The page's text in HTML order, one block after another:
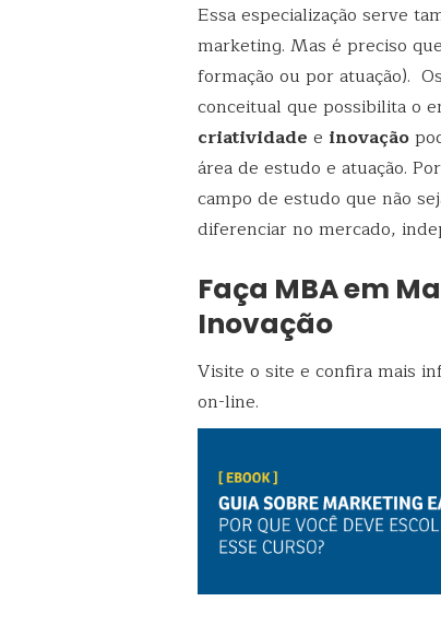
Essa especialização serve
marketing. Mas é preciso
formação ou por atuação).
conceitual que possibilita o
criatividade e inovação
área de estudo e atuação.
campo de estudo que não
diferenciar no mercado,
Faça MBA em
Inovação
Visite o site e confira mais
on-line.